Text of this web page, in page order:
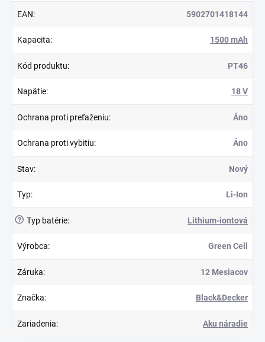
EAN: 5902701418144
Kapacita: 1500 mAh
Kód produktu: PT46
Napätie: 18 V
Ochrana proti preťaženiu: Áno
Ochrana proti vybitiu: Áno
Stav: Nový
Typ: Li-Ion
? Typ batérie: Lithium-iontová
Výrobca: Green Cell
Záruka: 12 Mesiacov
Značka: Black&Decker
Zariadenia: Aku náradie